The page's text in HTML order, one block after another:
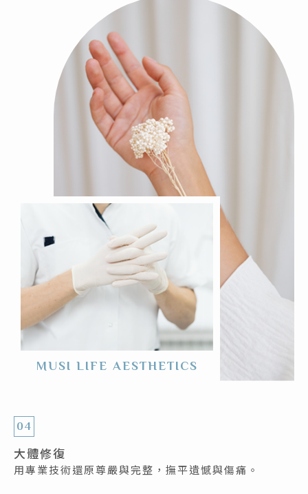
04
大體修復
用專業技術還原尊嚴與完整，撫平遺憾與傷痛。
MUSI LIFE AESTHETICS